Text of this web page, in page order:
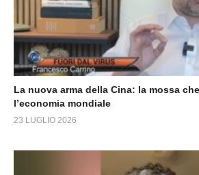
La nuova arma della Cina: la mossa
l’economia mondiale
23 LUGLIO 2026